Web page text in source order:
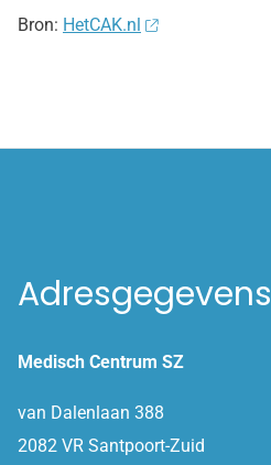
Bron: HetCAK.nl
Adresgegevens
Medisch Centrum SZ
van Dalenlaan 388
2082 VR Santpoort-Zuid